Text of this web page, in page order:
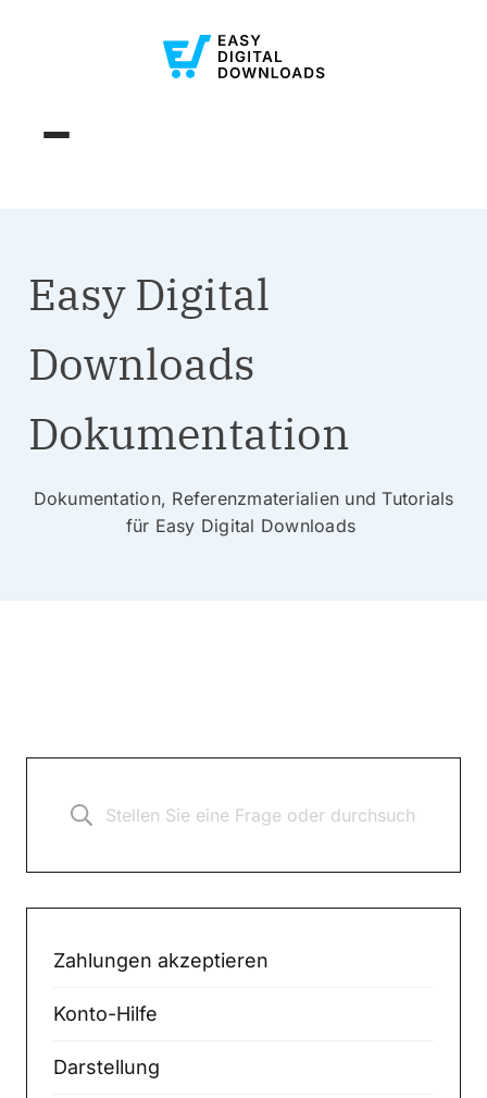
Easy Digital
Downloads
Dokumentation
Dokumentation, Referenzmaterialien und Tutorials
für Easy Digital Downloads
Zahlungen akzeptieren
Konto-Hilfe
Darstellung